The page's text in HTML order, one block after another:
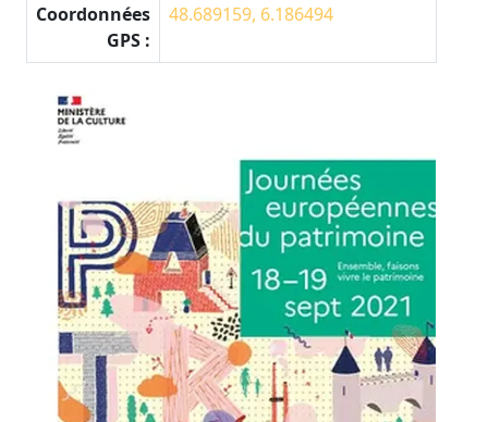
Coordonnées
GPS :
48.689159, 6.186494